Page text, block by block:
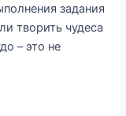
задания
творить чудеса
– это не